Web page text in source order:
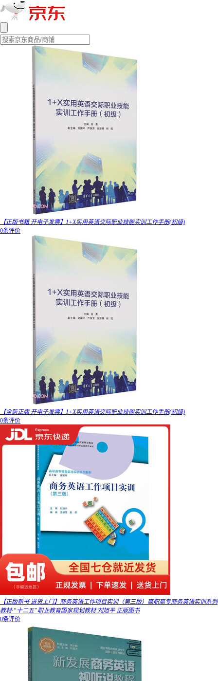
【正版书籍 开电子发票】1+X实用英语交际职业技能实训工作手册(初级)
0条评价
【全新正版 开电子发票】1+X实用英语交际职业技能实训工作手册(初级)
0条评价
【正版新书 送货上门】商务英语工作项目实训（第三版）高职高专商务英语实训系列
教材·“十二五”职业教育国家规划教材 刘旭平 正版图书
0条评价